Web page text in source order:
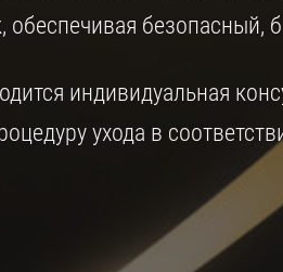
обеспечивая
индивидуальная
ухода в